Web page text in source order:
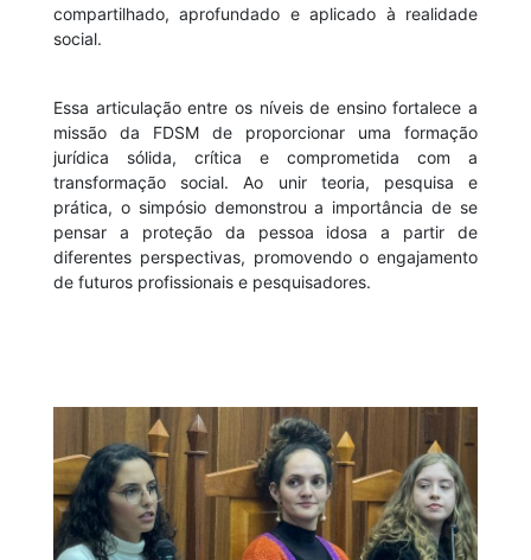
compartilhado, aprofundado e aplicado à realidade
social.
Essa articulação entre os níveis de ensino fortalece a
missão da FDSM de proporcionar uma formação
jurídica sólida, crítica e comprometida com a
transformação social. Ao unir teoria, pesquisa e
prática, o simpósio demonstrou a importância de se
pensar a proteção da pessoa idosa a partir de
diferentes perspectivas, promovendo o engajamento
de futuros profissionais e pesquisadores.